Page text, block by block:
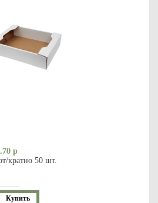
р
кратно 50 шт.
Купить